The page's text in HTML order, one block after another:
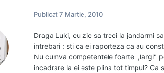
Publicat7 Martie, 2010
Draga Luki, eu zic sa treci la jandarmi
intrebari : sti ca ei raporteza ca au
Nu cumva competentele foarte ,,largi"
incadrare la ei este plina tot timpul? Ca